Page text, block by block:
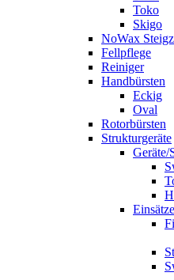
Toko
Skigo
NoWax
Fellpflege
Reiniger
Handbürsten
Eckig
Oval
Rotorbürsten
Strukturgeräte
Geräte/